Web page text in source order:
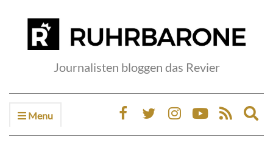
Journalisten bloggen das Revier
Menu